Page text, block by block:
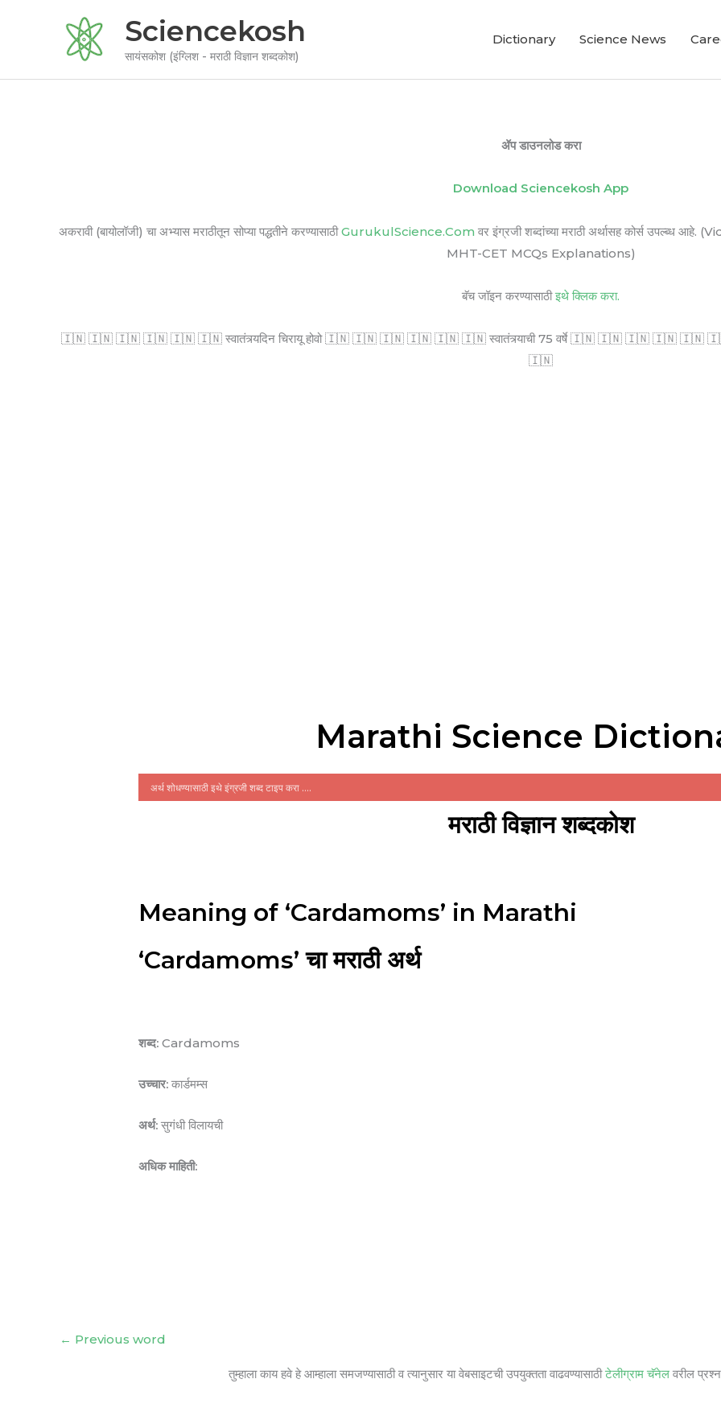
Sciencekosh
सायंसकोश (इंग्लिश - मराठी विज्ञान शब्दकोश)
Dictionary Science News
ॲप डाउनलोड करा
Download Sciencekosh App
अकरावी (बायोलॉजी) चा अभ्यास मराठीतून सोप्या पद्धतीने करण्यासाठीGurukulScience.Com वर इंग्रजी शब्दांच्या मराठी अर्थासह कोर्स
MHT-CET MCQs Explanations)
बॅच जॉइन करण्यासाठीइथे क्लिक करा.
🇮🇳 🇮🇳 🇮🇳 🇮🇳 🇮🇳 🇮🇳 स्वातंत्र्यदिन चिरायू होवो 🇮🇳 🇮🇳 🇮🇳 🇮🇳 🇮🇳 🇮🇳 स्वातंत्र्याची 75 वर्षे 🇮🇳 🇮🇳 🇮🇳 🇮🇳 🇮🇳 🇮🇳
🇮🇳
Marathi Science
मराठी विज्ञान शब्दकोश
Meaning of ‘Cardamoms’ in Marathi
‘Cardamoms’ चा मराठी अर्थ
शब्द: Cardamoms
उच्चार: कार्डमम्स
अर्थ: सुगंधी विलायची
अधिक माहिती:
← Previous word
तुम्हाला काय हवे हे आम्हाला समजण्यासाठी व त्यानुसार या वेबसाइटची उपयुक्तता वाढवण्यासाठीटेलीग्राम चॅनेल वरील